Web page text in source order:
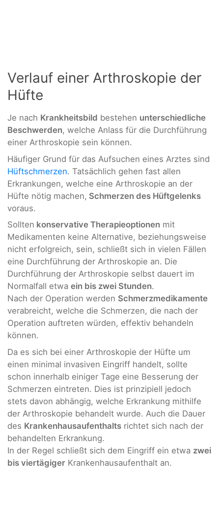
Verlauf einer Arthroskopie der
Hüfte
Je nach Krankheitsbild bestehen unterschiedliche
Beschwerden, welche Anlass für die Durchführung
einer Arthroskopie sein können.
Häufiger Grund für das Aufsuchen eines Arztes sind
Hüftschmerzen. Tatsächlich gehen fast allen
Erkrankungen, welche eine Arthroskopie an der
Hüfte nötig machen, Schmerzen des Hüftgelenks
voraus.
Sollten konservative Therapieoptionen mit
Medikamenten keine Alternative, beziehungsweise
nicht erfolgreich, sein, schließt sich in vielen Fällen
eine Durchführung der Arthroskopie an. Die
Durchführung der Arthroskopie selbst dauert im
Normalfall etwa ein bis zwei Stunden.
Nach der Operation werden Schmerzmedikamente
verabreicht, welche die Schmerzen, die nach der
Operation auftreten würden, effektiv behandeln
können.
Da es sich bei einer Arthroskopie der Hüfte um
einen minimal invasiven Eingriff handelt, sollte
schon innerhalb einiger Tage eine Besserung der
Schmerzen eintreten. Dies ist prinzipiell jedoch
stets davon abhängig, welche Erkrankung mithilfe
der Arthroskopie behandelt wurde. Auch die Dauer
des Krankenhausaufenthalts richtet sich nach der
behandelten Erkrankung.
In der Regel schließt sich dem Eingriff ein etwa zwei
bis viertägiger Krankenhausaufenthalt an.